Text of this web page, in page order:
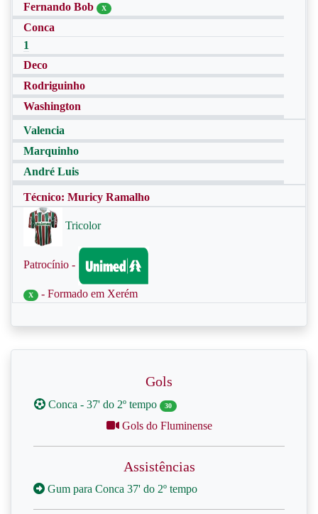
Fernando Bob
X
Conca
1
Deco
Rodriguinho
Washington
Valencia
Marquinho
André Luis
Técnico: Muricy Ramalho
Tricolor
Patrocínio -
X - Formado em Xerém
Gols
Conca - 37' do 2º tempo 30
Gols do Fluminense
Assistências
Gum para Conca 37' do 2º tempo